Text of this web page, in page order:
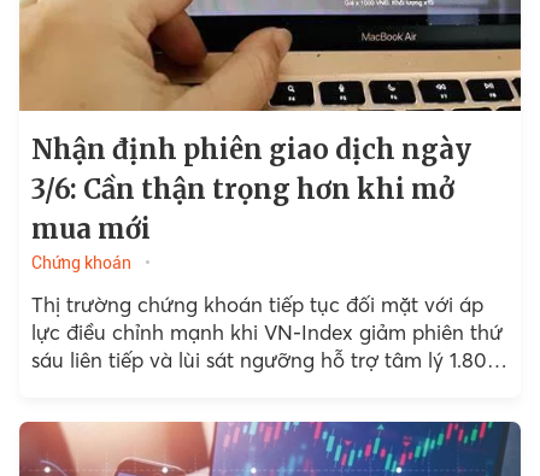
Nhận định phiên giao dịch ngày
3/6: Cần thận trọng hơn khi mở
mua mới
Chứng khoán
Thị trường chứng khoán tiếp tục đối mặt với áp
lực điều chỉnh mạnh khi VN-Index giảm phiên thứ
sáu liên tiếp và lùi sát ngưỡng hỗ trợ tâm lý 1.800